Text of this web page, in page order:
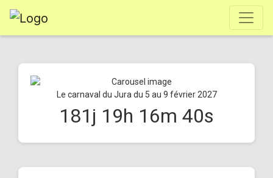
Le carnaval du Jura du 5 au 9 février 2027
181 j 19h 16m 39s